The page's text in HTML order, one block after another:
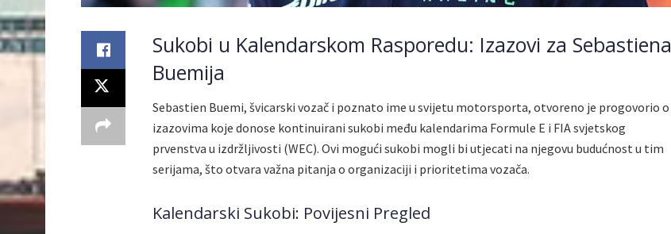
Sukobi u Kalendarskom Rasporedu: Izazovi za Sebastiena
Buemija
Sebastien Buemi, švicarski vozač i poznato ime u svijetu motorsporta, otvoreno je progovorio o
izazovima koje donose kontinuirani sukobi među kalendarima Formule E i FIA svjetskog
prvenstva u izdržljivosti (WEC). Ovi mogući sukobi mogli bi utjecati na njegovu budućnost u tim
serijama, što otvara važna pitanja o organizaciji i prioritetima vozača.
Kalendarski Sukobi: Povijesni Pregled